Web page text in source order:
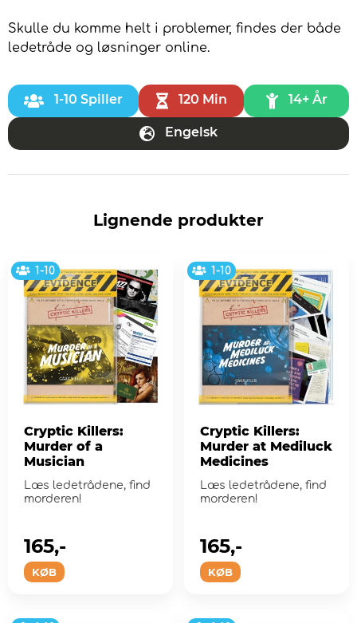
Skulle du komme helt i problemer, findes der både
ledetråde og løsninger online.
1-10 Spiller 120 Min 14+ År
Engelsk
Lignende produkter
1-10
Cryptic Killers:
Murder of a
Musician
Læs ledetrådene, find
morderen!
KØB
165,-
1-10
Cryptic Killers:
Murder at Mediluck
Medicines
Læs ledetrådene, find
morderen!
KØB
165,-